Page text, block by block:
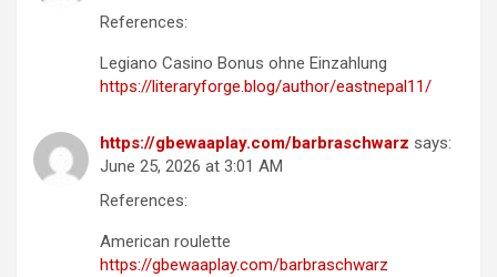
References:
Legiano Casino Bonus ohne Einzahlung
https://literaryforge.blog/author/eastnepal11/
https://gbewaaplay.com/barbraschwarz says:
June 25, 2026 at 3:01 AM
References:
American roulette
https://gbewaaplay.com/barbraschwarz